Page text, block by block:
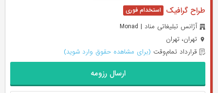
طراح گرافیک
آژانس تبلیغاتی مناد | Monad
تهران، تهران
قرارداد تمام‌وقت (برای مشاهده حقوق وارد شوید)
ارسال رزومه